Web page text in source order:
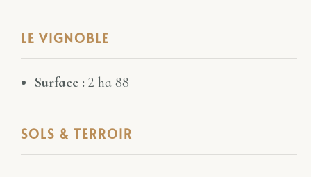
LE VIGNOBLE
Surface : 2 ha 88
SOLS & TERROIR